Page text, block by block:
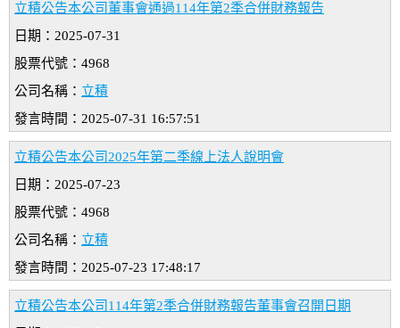
立積公告本公司董事會通過114年第2季合併財務報告
日期：2025-07-31
股票代號：4968
公司名稱： 立積
發言時間：2025-07-31 16:57:51
立積公告本公司2025年第二季線上法人說明會
日期：2025-07-23
股票代號：4968
公司名稱： 立積
發言時間：2025-07-23 17:48:17
立積公告本公司114年第2季合併財務報告董事會召開日期